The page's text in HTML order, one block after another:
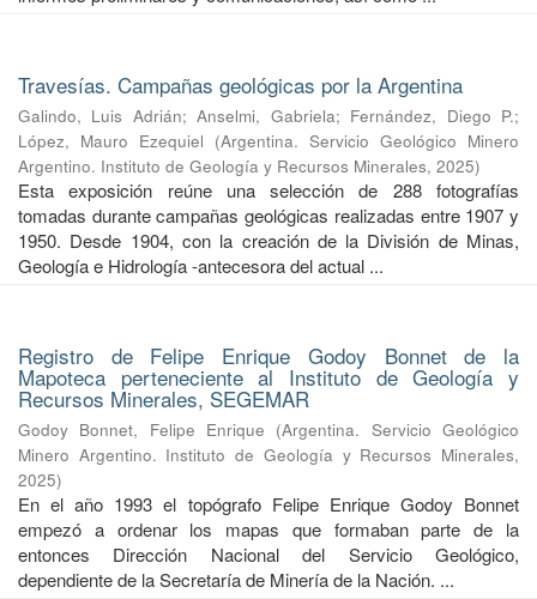
Travesías. Campañas geológicas por la Argentina
Galindo, Luis Adrián;Anselmi, Gabriela; Fernández, Diego P.;
López, Mauro Ezequiel (Argentina. Servicio Geológico Minero
Argentino. Instituto de Geología y Recursos Minerales, 2025)
Esta exposición reúne una selección de 288 fotografías
tomadas durante campañas geológicas realizadas entre 1907 y
1950. Desde 1904, con la creación de la División de Minas,
Geología e Hidrología -antecesora del actual ...
Registro de Felipe Enrique Godoy Bonnet de la
Mapoteca perteneciente al Instituto de Geología y
Recursos Minerales, SEGEMAR
Godoy Bonnet, Felipe Enrique (Argentina. Servicio Geológico
Minero Argentino. Instituto de Geología y Recursos Minerales,
2025)
En el año 1993 el topógrafo Felipe Enrique Godoy Bonnet
empezó a ordenar los mapas que formaban parte de la
entonces Dirección Nacional del Servicio Geológico,
dependiente de la Secretaría de Minería de la Nación. ...